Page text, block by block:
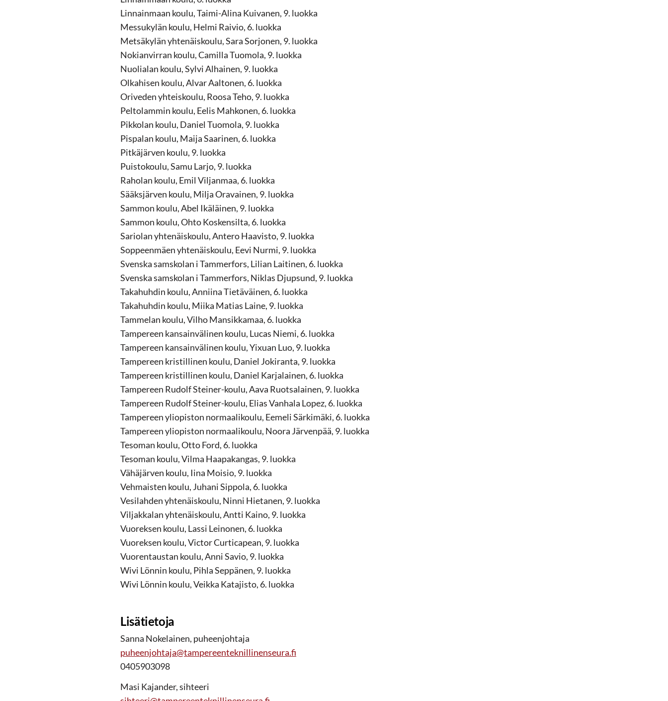
Linnainmaan koulu, Taimi-Alina Kuivanen, 9. luokka
Messukylän koulu, Helmi Raivio, 6. luokka
Metsäkylän yhtenäiskoulu, Sara Sorjonen, 9. luokka
Nokianvirran koulu, Camilla Tuomola, 9. luokka
Nuolialan koulu, Sylvi Alhainen, 9. luokka
Olkahisen koulu, Alvar Aaltonen, 6. luokka
Oriveden yhteiskoulu, Roosa Teho, 9. luokka
Peltolammin koulu, Eelis Mahkonen, 6. luokka
Pikkolan koulu, Daniel Tuomola, 9. luokka
Pispalan koulu, Maija Saarinen, 6. luokka
Pitkäjärven koulu, 9. luokka
Puistokoulu, Samu Larjo, 9. luokka
Raholan koulu, Emil Viljanmaa, 6. luokka
Sääksjärven koulu, Milja Oravainen, 9. luokka
Sammon koulu, Abel Ikäläinen, 9. luokka
Sammon koulu, Ohto Koskensilta, 6. luokka
Sariolan yhtenäiskoulu, Antero Haavisto, 9. luokka
Soppeenmäen yhtenäiskoulu, Eevi Nurmi, 9. luokka
Svenska samskolan i Tammerfors, Lilian Laitinen, 6. luokka
Svenska samskolan i Tammerfors, Niklas Djupsund, 9. luokka
Takahuhdin koulu, Anniina Tietäväinen, 6. luokka
Takahuhdin koulu, Miika Matias Laine, 9. luokka
Tammelan koulu, Vilho Mansikkamaa, 6. luokka
Tampereen kansainvälinen koulu, Lucas Niemi, 6. luokka
Tampereen kansainvälinen koulu, Yixuan Luo, 9. luokka
Tampereen kristillinen koulu, Daniel Jokiranta, 9. luokka
Tampereen kristillinen koulu, Daniel Karjalainen, 6. luokka
Tampereen Rudolf Steiner-koulu, Aava Ruotsalainen, 9. luokka
Tampereen Rudolf Steiner-koulu, Elias Vanhala Lopez, 6. luokka
Tampereen yliopiston normaalikoulu, Eemeli Särkimäki, 6. luokka
Tampereen yliopiston normaalikoulu, Noora Järvenpää, 9. luokka
Tesoman koulu, Otto Ford, 6. luokka
Tesoman koulu, Vilma Haapakangas, 9. luokka
Vähäjärven koulu, Iina Moisio, 9. luokka
Vehmaisten koulu, Juhani Sippola, 6. luokka
Vesilahden yhtenäiskoulu, Ninni Hietanen, 9. luokka
Viljakkalan yhtenäiskoulu, Antti Kaino, 9. luokka
Vuoreksen koulu, Lassi Leinonen, 6. luokka
Vuoreksen koulu, Victor Curticapean, 9. luokka
Vuorentaustan koulu, Anni Savio, 9. luokka
Wivi Lönnin koulu, Pihla Seppänen, 9. luokka
Wivi Lönnin koulu, Veikka Katajisto, 6. luokka
Lisätietoja
Sanna Nokelainen, puheenjohtaja
puheenjohtaja@tampereenteknillinenseura.fi
0405903098
Masi Kajander, sihteeri